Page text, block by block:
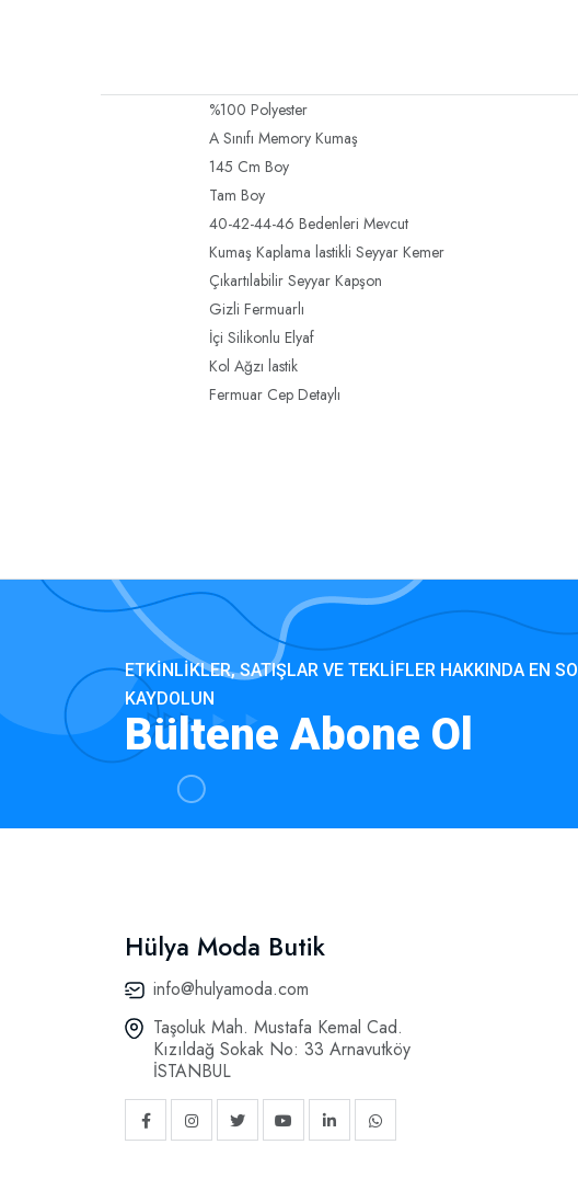
%100 Polyester
A Sınıfı Memory Kumaş
145 Cm Boy
Tam Boy
40-42-44-46 Bedenleri Mevcut
Kumaş Kaplama lastikli Seyyar Kemer
Çıkartılabilir Seyyar Kapşon
Gizli Fermuarlı
İçi Silikonlu Elyaf
Kol Ağzı lastik
Fermuar Cep Detaylı
ETKINLIKLER, SATIŞLAR VE TEKLIFLER HAKKINDA EN
KAYDOLUN
Bültene Abone Ol
Hülya Moda Butik
info@hulyamoda.com
Taşoluk Mah. Mustafa Kemal Cad.
Kızıldağ Sokak No: 33 Arnavutköy
İSTANBUL